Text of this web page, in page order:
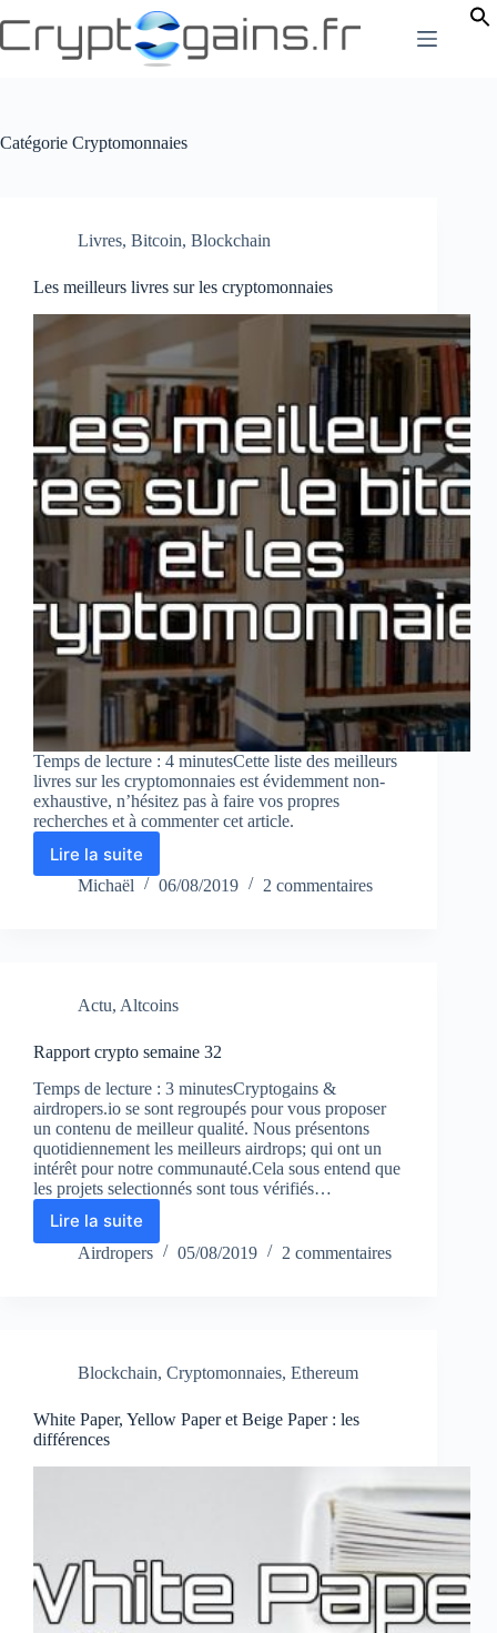
au
contenu
Catégorie Cryptomonnaies
Livres, Bitcoin, Blockchain
Les meilleurs livres sur les cryptomonnaies
Temps de lecture : 4 minutesCette liste des meilleurs
livres sur les cryptomonnaies est évidemment non-
exhaustive, n’hésitez pas à faire vos propres
recherches et à commenter cet article.
Lire la suite
Les
meilleurs
Michaël 06/08/2019 2 commentaires
Actu, Altcoins
Rapport crypto semaine 32
Temps de lecture : 3 minutesCryptogains &
airdropers.io se sont regroupés pour vous proposer
un contenu de meilleur qualité. Nous présentons
quotidiennement les meilleurs airdrops; qui ont un
intérêt pour notre communauté.Cela sous entend que
les projets selectionnés sont tous vérifiés…
Lire la suite
Rapport
crypto
Airdropers 05/08/2019 2 commentaires
Blockchain, Cryptomonnaies, Ethereum
White Paper, Yellow Paper et Beige Paper : les
différences